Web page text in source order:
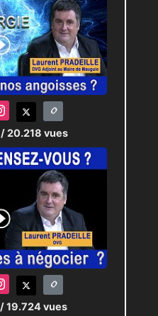
/ 20.218 vues
/ 19.724 vues